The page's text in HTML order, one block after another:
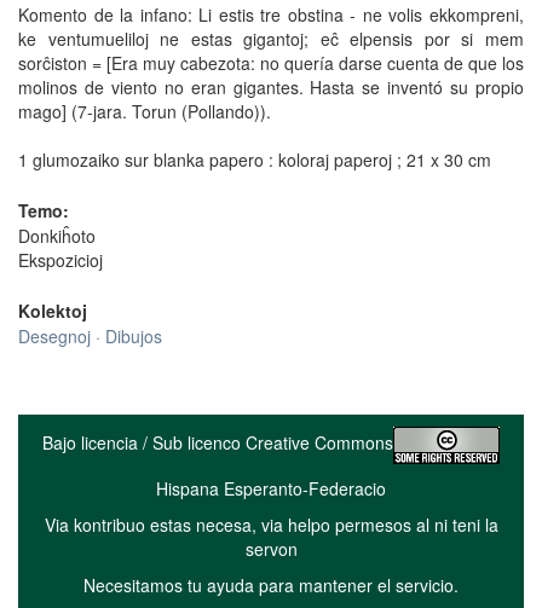
Komento de la infano: Li estis tre obstina - ne volis ekkompreni,
ke ventumueliloj ne estas gigantoj; eĉ elpensis por si mem
sorĉiston = [Era muy cabezota: no quería darse cuenta de que los
molinos de viento no eran gigantes. Hasta se inventó su propio
mago] (7-jara. Torun (Pollando)).
1 glumozaiko sur blanka papero : koloraj paperoj ; 21 x 30 cm
Temo:
Donkiĥoto
Ekspozicioj
Kolektoj
Desegnoj · Dibujos
Bajo licencia / Sub licenco Creative Commons
Hispana Esperanto-Federacio
Via kontribuo estas necesa, via helpo permesos al ni teni la
servon
Necesitamos tu ayuda para mantener el servicio.